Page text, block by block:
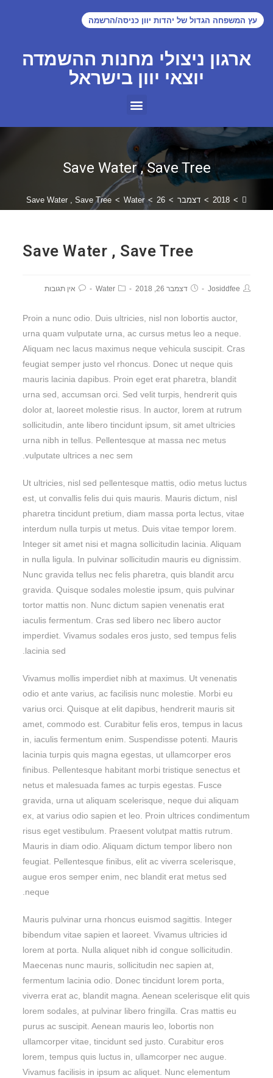
עץ המשפחה הגדול של יהדות יוון כניסה/הרשמה
ארגון ניצולי מחנות ההשמדה
יוצאי יוון בישראל
Save Water , Save Tree
>
2018
> דצמבר >
26
>
Water
>
Save Water , Save Tree
Save Water , Save Tree
Josiddfee דצמבר 26, 2018 Water אין תגובות
Proin a nunc odio. Duis ultricies, nisl non lobortis auctor,
urna quam vulputate urna, ac cursus metus leo a neque.
Aliquam nec lacus maximus neque vehicula suscipit. Cras
feugiat semper justo vel rhoncus. Donec ut neque quis
mauris lacinia dapibus. Proin eget erat pharetra, blandit
urna sed, accumsan orci. Sed velit turpis, hendrerit quis
dolor at, laoreet molestie risus. In auctor, lorem at rutrum
sollicitudin, ante libero tincidunt ipsum, sit amet ultricies
urna nibh in tellus. Pellentesque at massa nec metus
vulputate ultrices a nec sem.
Ut ultricies, nisl sed pellentesque mattis, odio metus luctus
est, ut convallis felis dui quis mauris. Mauris dictum, nisl
pharetra tincidunt pretium, diam massa porta lectus, vitae
interdum nulla turpis ut metus. Duis vitae tempor lorem.
Integer sit amet nisi et magna sollicitudin lacinia. Aliquam
in nulla ligula. In pulvinar sollicitudin mauris eu dignissim.
Nunc gravida tellus nec felis pharetra, quis blandit arcu
gravida. Quisque sodales molestie ipsum, quis pulvinar
tortor mattis non. Nunc dictum sapien venenatis erat
iaculis fermentum. Cras sed libero nec libero auctor
imperdiet. Vivamus sodales eros justo, sed tempus felis
lacinia sed.
Vivamus mollis imperdiet nibh at maximus. Ut venenatis
odio et ante varius, ac facilisis nunc molestie. Morbi eu
varius orci. Quisque at elit dapibus, hendrerit mauris sit
amet, commodo est. Curabitur felis eros, tempus in lacus
in, iaculis fermentum enim. Suspendisse potenti. Mauris
lacinia turpis quis magna egestas, ut ullamcorper eros
finibus. Pellentesque habitant morbi tristique senectus et
netus et malesuada fames ac turpis egestas. Fusce
gravida, urna ut aliquam scelerisque, neque dui aliquam
ex, at varius odio sapien et leo. Proin ultrices condimentum
risus eget vestibulum. Praesent volutpat mattis rutrum.
Mauris in diam odio. Aliquam dictum tempor libero non
feugiat. Pellentesque finibus, elit ac viverra scelerisque,
augue eros semper enim, nec blandit erat metus sed
neque.
Mauris pulvinar urna rhoncus euismod sagittis. Integer
bibendum vitae sapien et laoreet. Vivamus ultricies id
lorem at porta. Nulla aliquet nibh id congue sollicitudin.
Maecenas nunc mauris, sollicitudin nec sapien at,
fermentum lacinia odio. Donec tincidunt lorem porta,
viverra erat ac, blandit magna. Aenean scelerisque elit quis
lorem sodales, at pulvinar libero fringilla. Cras mattis eu
purus ac suscipit. Aenean mauris leo, lobortis non
ullamcorper vitae, tincidunt sed justo. Curabitur eros
lorem, tempus quis luctus in, ullamcorper nec augue.
Vivamus facilisis in ipsum ac aliquet. Nunc elementum